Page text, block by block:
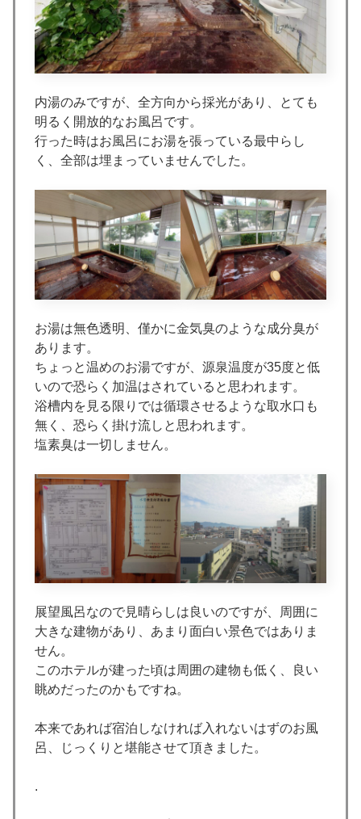
内湯のみですが、全方向から採光があり、とても
明るく開放的なお風呂です。
行った時はお風呂にお湯を張っている最中らし
く、全部は埋まっていませんでした。
お湯は無色透明、僅かに金気臭のような成分臭が
あります。
ちょっと温めのお湯ですが、源泉温度が35度と低
いので恐らく加温はされていると思われます。
浴槽内を見る限りでは循環させるような取水口も
無く、恐らく掛け流しと思われます。
塩素臭は一切しません。
展望風呂なので見晴らしは良いのですが、周囲に
大きな建物があり、あまり面白い景色ではありま
せん。
このホテルが建った頃は周囲の建物も低く、良い
眺めだったのかもですね。
本来であれば宿泊しなければ入れないはずのお風
呂、じっくりと堪能させて頂きました。
.